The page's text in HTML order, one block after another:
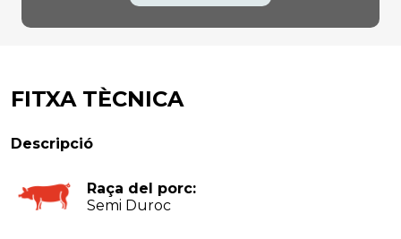
FITXA TÈCNICA
Descripció
Raça del porc:
Semi Duroc